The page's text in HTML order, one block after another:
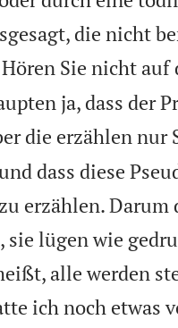
die nicht
Hören Sie nicht auf
ja, dass der
die erzählen nur
dass diese
erzählen. Darum
lügen wie
alle werden
ich noch etwas